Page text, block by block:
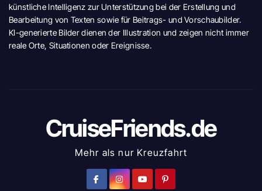
künstliche Intelligenz zur Unterstützung bei der Erstellung und
Bearbeitung von Texten sowie für Beitrags- und Vorschaubilder.
KI-generierte Bilder dienen der Illustration und zeigen nicht immer
reale Orte, Situationen oder Ereignisse.
CruiseFriends.de
Mehr als nur Kreuzfahrt